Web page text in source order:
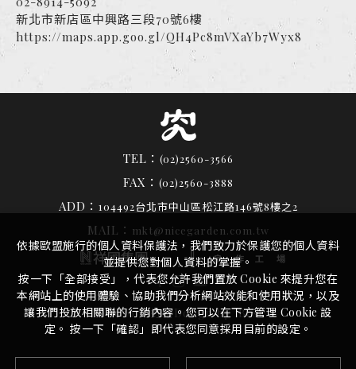
新北市新店區中興路三段70號6樓
https://maps.app.goo.gl/QH4Pc8mVXaYb7Wyx8
TEL： (02)2560-3566
FAX： (02)2560-3888
ADD： 104492台北市中山區松江路146號8樓之2
MAIL： mkt@nicegarden.com.tw
© 2026 究好豬Design by iBest
依據歐盟施行的個人資料保護法，我們致力於保護您的個人資料
並提供您對個人資料的掌握。
按一下「全部接受」，代表您允許我們置放 Cookie 來提升您在
本網站上的使用體驗、協助我們分析網站效能和使用狀況，以及
讓我們投放相關聯的行銷內容。您可以在下方管理 Cookie 設
定。 按一下「確認」即代表您同意採用目前的設定。